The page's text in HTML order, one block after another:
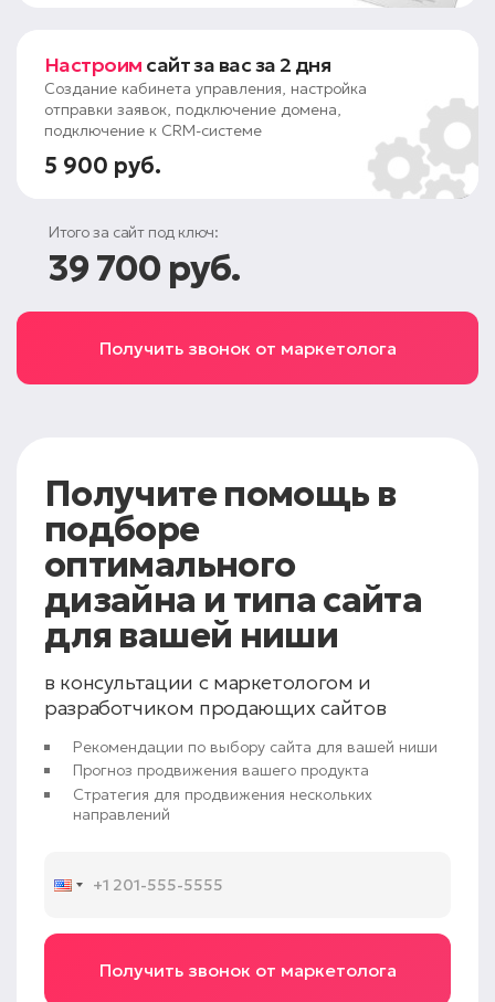
Настроим сайт за вас за 2 дня
Создание кабинета управления, настройка
отправки заявок, подключение домена,
подключение к CRM-системе
5 900 руб.
Итого за сайт под ключ:
39 700 руб.
Получить звонок от маркетолога
Получите помощь в
подборе
оптимального
дизайна и типа сайта
для вашей ниши
в консультации с маркетологом и
разработчиком продающих сайтов
Рекомендации по выбору сайта для вашей ниши
Прогноз продвижения вашего продукта
Стратегия для продвижения нескольких
направлений
Получить звонок от маркетолога